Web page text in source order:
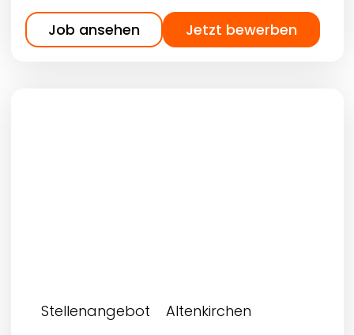
Job ansehen Jetzt bewerben
Stellenangebot Altenkirchen